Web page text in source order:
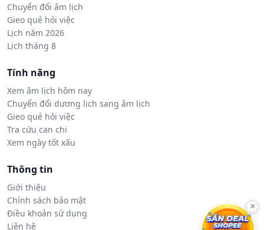
Chuyển đổi âm lịch
Gieo quẻ hỏi việc
Lịch năm 2026
Lịch tháng 8
Tính năng
Xem âm lịch hôm nay
Chuyển đổi dương lịch sang âm lịch
Gieo quẻ hỏi việc
Tra cứu can chi
Xem ngày tốt xấu
Thông tin
Giới thiệu
Chính sách bảo mật
Điều khoản sử dụng
Liên hệ
×